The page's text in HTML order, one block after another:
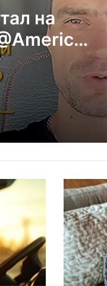
на
при
COVID-
19
в
Америке:
7
аспектов